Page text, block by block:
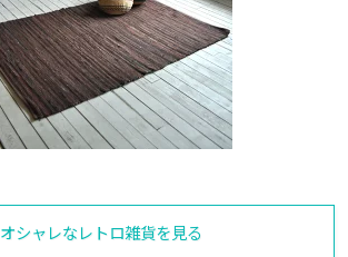
オシャレなレトロ雑貨を見る